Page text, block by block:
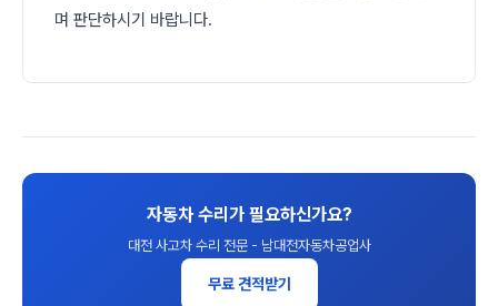
며 판단하시기 바랍니다.
자동차 수리가 필요하신가요?
대전 사고차 수리 전문 - 남대전자동차공업사
무료 견적받기